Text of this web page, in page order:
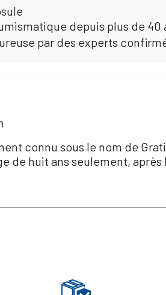
depuis plus de 40
par des experts
connu sous le nom de
de huit ans seulement,